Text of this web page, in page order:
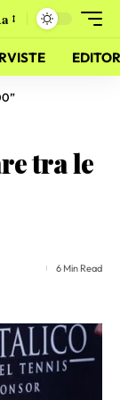
tra le
6 Min Read